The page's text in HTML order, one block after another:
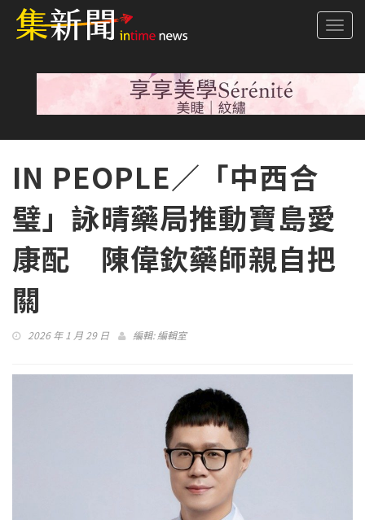
IN PEOPLE／「中西合
璧」詠晴藥局推動寶島愛
康配 陳偉欽藥師親自把
關
2026 年 1 月 29 日 編輯:編輯室